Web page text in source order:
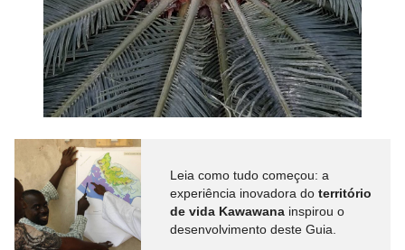
Leia como tudo começou: a
experiência inovadora do território
de vida Kawawana inspirou o
desenvolvimento deste Guia.